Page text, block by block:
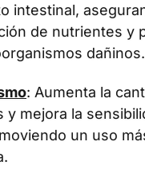
intestinal,
de nutrientes y
dañinos.
: Aumenta la
y mejora la
un uso